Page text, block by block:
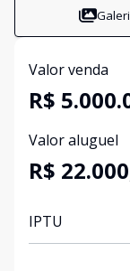
Valor venda
R$
Valor aluguel
R$
IPTU